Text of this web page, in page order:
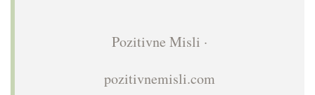
Pozitivne Misli ·
pozitivnemisli.com